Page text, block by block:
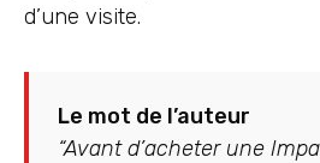
d’une visite.
Le mot de l’auteur
“Avant d’acheter une